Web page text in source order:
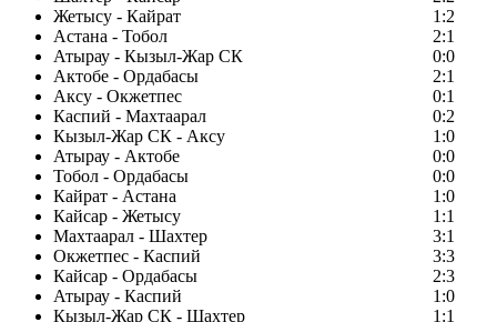
Жетысу - Кайрат
1:2
Астана - Тобол
2:1
Атырау - Кызыл-Жар СК
0:0
Актобе - Ордабасы
2:1
Аксу - Окжетпес
0:1
Каспий - Махтаарал
0:2
Кызыл-Жар СК - Аксу
1:0
Атырау - Актобе
0:0
Тобол - Ордабасы
0:0
Кайрат - Астана
1:0
Кайсар - Жетысу
1:1
Махтаарал - Шахтер
3:1
Окжетпес - Каспий
3:3
Кайсар - Ордабасы
2:3
Атырау - Каспий
1:0
Кызыл-Жар СК - Шахтер
1:1